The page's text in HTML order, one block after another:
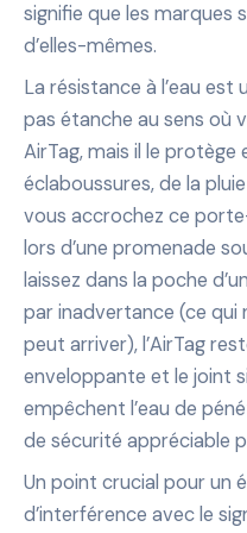
signifie que les marques
d’elles-mêmes.
La résistance à l’eau est
pas étanche au sens où
AirTag, mais il le
éclaboussures, de la
vous accrochez ce
lors d’une promenade
laissez dans la poche
par inadvertance (ce qui
peut arriver), l’AirTag
enveloppante et le joint
empêchent l’eau de
de sécurité appréciable
Un point crucial pour un
d’interférence avec le